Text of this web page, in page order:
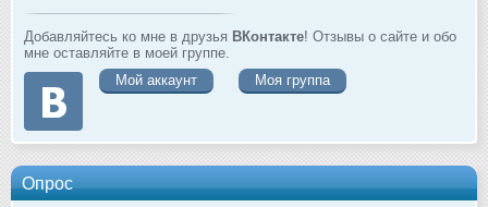
Добавляйтесь ко мне в друзья ВКонтакте! Отзывы о сайте и обо
мне оставляйте в моей группе.
Мой аккаунт
Моя группа
Опрос